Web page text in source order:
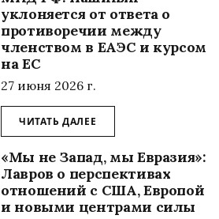
уклоняется от ответа о
противоречии между
членством в ЕАЭС и курсом
на ЕС
27 июня 2026 г.
ЧИТАТЬ ДАЛЕЕ
«Мы не Запад, мы Евразия»:
Лавров о перспективах
отношений с США, Европой
и новыми центрами силы